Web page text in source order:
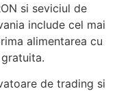
si seviciul de
include cel mai
alimentarea cu
de trading si